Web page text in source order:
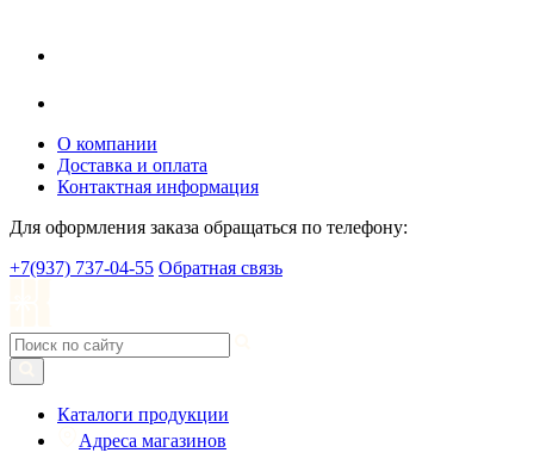
О компании
Доставка и оплата
Контактная информация
Для оформления заказа обращаться по телефону:
+7(937) 737-04-55 Обратная связь
Каталоги продукции
Адреса магазинов